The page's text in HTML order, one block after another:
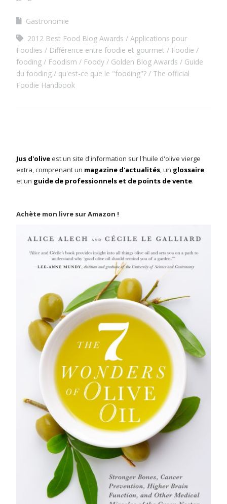
Gastronomie
2012 Best Food Blog Awards
Applications pour
Foodies
Différence entre foodie et gourmet
Foodie
fooding
Foodism Foody Golden Blog Awards
Guide
du fooding
qu'est-ce que le "fooding"?
The official
Foodie Handbook
Jus d'oliveest un site d'information sur l'huile d'olive vierge
extra, comprenant un magazine d'actualités, un glossaire
et un guide de professionnels et de points de vente.
Achète mon livre sur Amazon !